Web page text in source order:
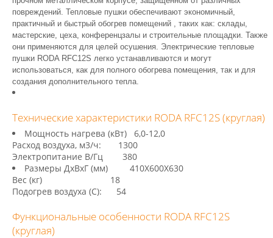
повреждений. Тепловые пушки обеспечивают экономичный,
практичный и быстрый обогрев помещений , таких как: склады,
мастерские, цеха, конференцзалы и строительные площадки. Также
они применяются для целей осушения. Электрические тепловые
пушки RODA RFC12S легко устанавливаются и могут
использоваться, как для полного обогрева помещения, так и для
создания дополнительного тепла.
Технические характеристики RODA RFC12S (круглая)
Мощность нагрева (кВт) 6,0-12,0
Расход воздуха, м3/ч: 1300
Электропитание В/Гц 380
Размеры ДхВхГ (мм) 410Х600Х630
Вес (кг) 18
Подогрев воздуха (С): 54
Функциональные особенности RODA RFC12S
(круглая)